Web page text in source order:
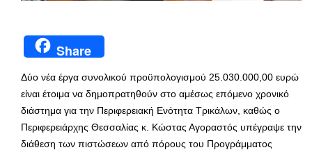
Share
Δύο νέα έργα συνολικού προϋπολογισμού 25.030.000,00 ευρώ
είναι έτοιμα να δημοπρατηθούν στο αμέσως επόμενο χρονικό
διάστημα για την Περιφερειακή Ενότητα Τρικάλων, καθώς ο
Περιφερειάρχης Θεσσαλίας κ. Κώστας Αγοραστός υπέγραψε την
διάθεση των πιστώσεων από πόρους του Προγράμματος